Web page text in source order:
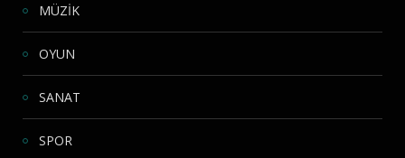
MÜZİK
OYUN
SANAT
SPOR